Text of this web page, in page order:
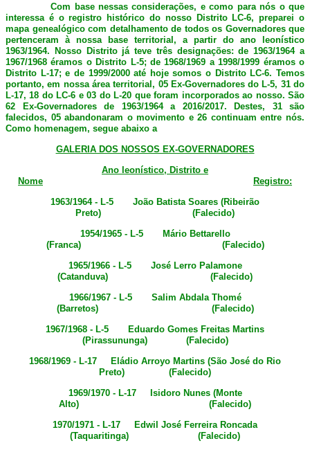
Com base nessas considerações, e como para nós o que
interessa é o registro histórico do nosso Distrito LC-6, preparei o
mapa genealógico com detalhamento de todos os Governadores que
pertenceram à nossa base territorial, a partir do ano leonístico
1963/1964. Nosso Distrito já teve três designações: de 1963/1964 a
1967/1968 éramos o Distrito L-5; de 1968/1969 a 1998/1999 éramos o
Distrito L-17; e de 1999/2000 até hoje somos o Distrito LC-6. Temos
portanto, em nossa área territorial, 05 Ex-Governadores do L-5, 31 do
L-17, 18 do LC-6 e 03 do L-20 que foram incorporados ao nosso. São
62 Ex-Governadores de 1963/1964 a 2016/2017. Destes, 31 são
falecidos, 05 abandonaram o movimento e 26 continuam entre nós.
Como homenagem, segue abaixo a
GALERIA DOS NOSSOS EX-GOVERNADORES
Ano leonístico, Distrito e
Nome
Registro:
1963/1964 - L-5 João Batista Soares (Ribeirão
Preto) (Falecido)
1954/1965 - L-5 Mário Bettarello
(Franca) (Falecido)
1965/1966 - L-5 José Lerro Palamone
(Catanduva) (Falecido)
1966/1967 - L-5 Salim Abdala Thomé
(Barretos) (Falecido)
1967/1968 - L-5 Eduardo Gomes Freitas Martins
(Pirassununga) (Falecido)
1968/1969 - L-17 Eládio Arroyo Martins (São José do Rio
Preto) (Falecido)
1969/1970 - L-17 Isidoro Nunes (Monte
Alto) (Falecido)
1970/1971 - L-17 Edwil José Ferreira Roncada
(Taquaritinga) (Falecido)